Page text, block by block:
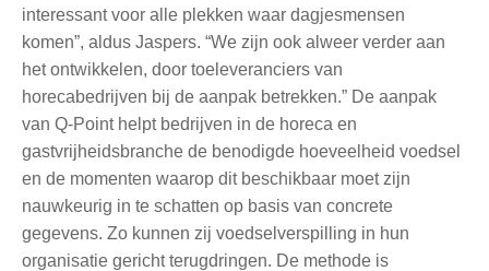
interessant voor alle plekken waar dagjesmensen
komen”, aldus Jaspers. “We zijn ook alweer verder aan
het ontwikkelen, door toeleveranciers van
horecabedrijven bij de aanpak betrekken.” De aanpak
van Q-Point helpt bedrijven in de horeca en
gastvrijheidsbranche de benodigde hoeveelheid voedsel
en de momenten waarop dit beschikbaar moet zijn
nauwkeurig in te schatten op basis van concrete
gegevens. Zo kunnen zij voedselverspilling in hun
organisatie gericht terugdringen. De methode is